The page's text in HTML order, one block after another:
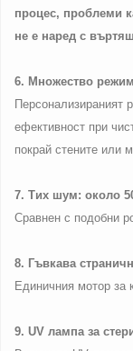
процес, проблеми
не е наред с
6. Множество
Персонализираният
ефективност при
покрай стените или
7. Тих шум: около
Сравнен с подобни
8. Гъвкава
Единичния мотор за
9. UV лампа за